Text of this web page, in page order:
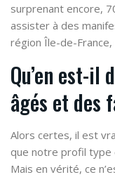
surprenant encore,
assister à des
région Île-de-France,
Qu’en est-il
âgés et des
Alors certes, il est
que notre profil type
Mais en vérité, ce